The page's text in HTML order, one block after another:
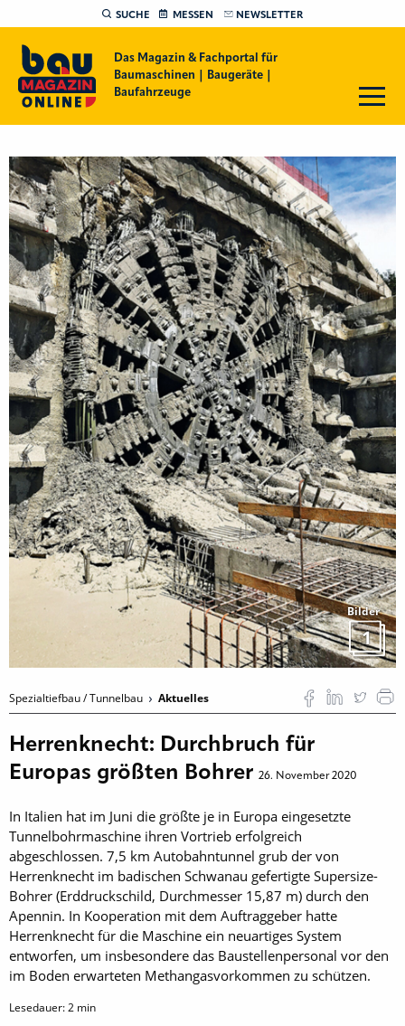
SUCHE MESSEN NEWSLETTER
Das Magazin & Fachportal für
Baumaschinen | Baugeräte |
Baufahrzeuge
Bilder
1
Spezialtiefbau / Tunnelbau Aktuelles
Herrenknecht: Durchbruch für
Europas größten Bohrer 26. November 2020
In Italien hat im Juni die größte je in Europa eingesetzte
Tunnelbohrmaschine ihren Vortrieb erfolgreich
abgeschlossen. 7,5 km Autobahntunnel grub der von
Herrenknecht im badischen Schwanau gefertigte Supersize-
Bohrer (Erddruckschild, Durchmesser 15,87 m) durch den
Apennin. In Kooperation mit dem Auftraggeber hatte
Herrenknecht für die Maschine ein neuartiges System
entworfen, um insbesondere das Baustellenpersonal vor den
im Boden erwarteten Methangasvorkommen zu schützen.
Lesedauer:2 min